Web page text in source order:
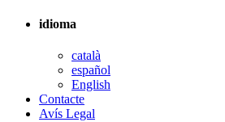
idioma
català
español
English
Contacte
Avís Legal